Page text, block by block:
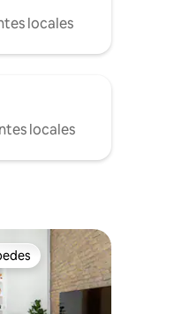
locales
locales
entre huéspedes